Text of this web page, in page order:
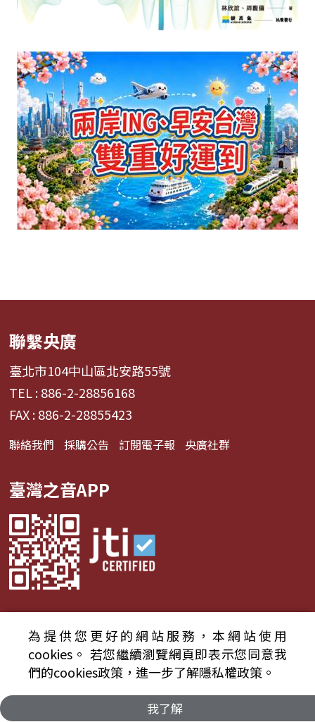
聯繫央廣
臺北市104中山區北安路55號
TEL : 886-2-28856168
FAX : 886-2-28855423
聯絡我們 採購公告 訂閱電子報 央廣社群
臺灣之音APP
© 2024財團法人中央廣播電臺 版權所有
資通安全政策聲明
服務條款 隱私權條款
為提供您更好的網站服務，本網站使用
cookies。 若您繼續瀏覽網頁即表示您同意我
們的cookies政策，進一步了解隱私權政策。
我了解